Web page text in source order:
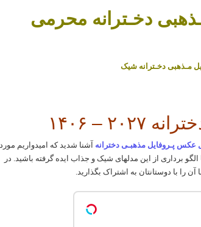
دخـترانه محرمی
مـذهبی دخـترانه شیک
– ۱۴۰۶
عکس پـروفایل مذهبـی دخترانه آشنا شدید که امیدواریم مورد
برداری از این مدلهای شیک و جذاب ایده گرفته باشید. در
را با دوستانتان به اشتراک بگذارید.